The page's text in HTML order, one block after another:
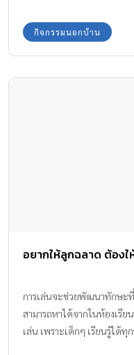
เคชันเฉพาะของดิสนีย์ในสม
โปรดที่ตัวเองระบายสีอย่าง
กิจกรรมนอกบ้าน
อยากให้ลูกฉลาด ต้องใ
การเล่นจะช่วยพัฒนาทักษะ
สามารถหาได้จากในห้องเรี
เล่น เพราะเด็กๆ เรียนรู้ได้ทุ